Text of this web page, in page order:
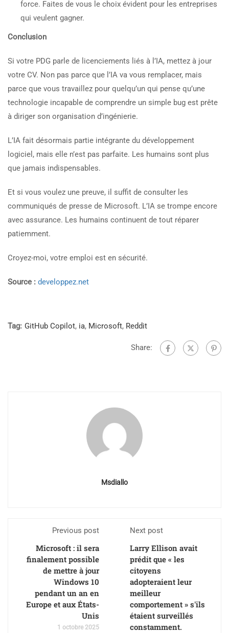
force. Faites de vous le choix évident pour les entreprises
qui veulent gagner.
Conclusion
Si votre PDG parle de licenciements liés à l’IA, mettez à jour
votre CV. Non pas parce que l’IA va vous remplacer, mais
parce que vous travaillez pour quelqu’un qui pense qu’une
technologie incapable de comprendre un simple bug est prête
à diriger son organisation d’ingénierie.
L’IA fait désormais partie intégrante du développement
logiciel, mais elle n’est pas parfaite. Les humains sont plus
que jamais indispensables.
Et si vous voulez une preuve, il suffit de consulter les
communiqués de presse de Microsoft. L’IA se trompe encore
avec assurance. Les humains continuent de tout réparer
patiemment.
Croyez-moi, votre emploi est en sécurité.
Source : developpez.net
Tag: GitHub Copilot, ia, Microsoft, Reddit
Share:
Msdiallo
Previous post
Microsoft : il sera
finalement possible
de mettre à jour
Windows 10
pendant un an en
Europe et aux États-
Unis
1 octobre 2025
Next post
Larry Ellison avait
prédit que « les
citoyens
adopteraient leur
meilleur
comportement » s'ils
étaient surveillés
constamment.